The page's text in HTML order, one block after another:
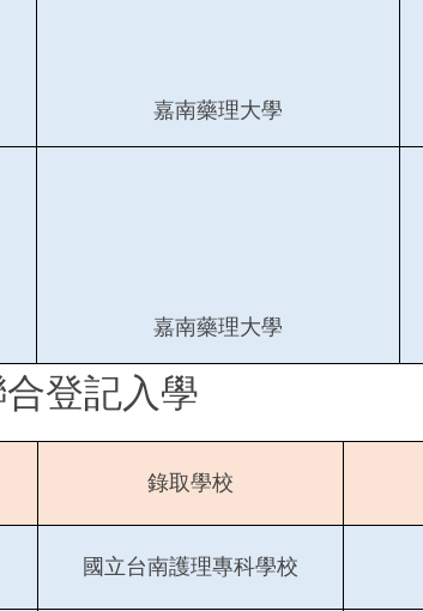
嘉南藥理大學
嘉南藥理大學
登記入學
錄取學校
國立台南護理專科學校